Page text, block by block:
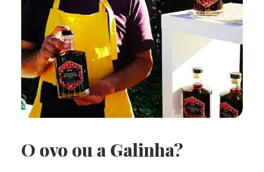
O ovo ou a Galinha?